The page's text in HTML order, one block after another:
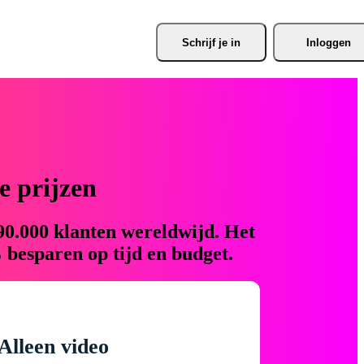
Schrijf je in Inloggen
prijzen
klanten wereldwijd. Het
op tijd en budget.
video